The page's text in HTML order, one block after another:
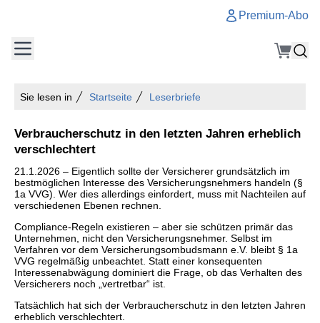
Premium-Abo
Sie lesen in Startseite Leserbriefe
Verbraucherschutz in den letzten Jahren erheblich
verschlechtert
21.1.2026 – Eigentlich sollte der Versicherer grundsätzlich im
bestmöglichen Interesse des Versicherungsnehmers handeln (§
1a VVG). Wer dies allerdings einfordert, muss mit Nachteilen auf
verschiedenen Ebenen rechnen.
Compliance-Regeln existieren – aber sie schützen primär das
Unternehmen, nicht den Versicherungsnehmer. Selbst im
Verfahren vor dem Versicherungsombudsmann e.V. bleibt § 1a
VVG regelmäßig unbeachtet. Statt einer konsequenten
Interessenabwägung dominiert die Frage, ob das Verhalten des
Versicherers noch „vertretbar“ ist.
Tatsächlich hat sich der Verbraucherschutz in den letzten Jahren
erheblich verschlechtert.